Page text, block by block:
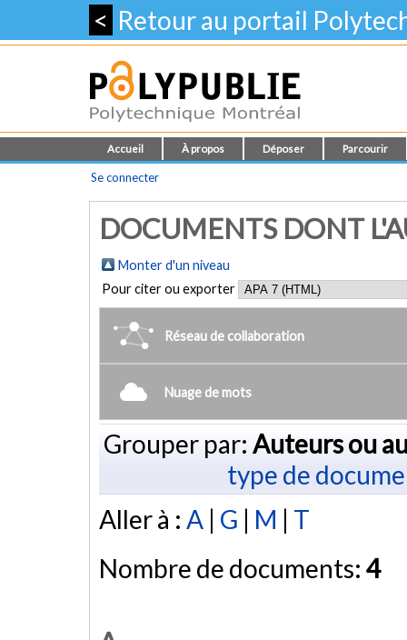
< Retour au portail
Accueil À propos Déposer Parcourir
Se connecter
DOCUMENTS DONT
Monter d'un niveau
Pour citer ou exporter
Réseau de collaboration
Nuage de mots
Grouper par: Auteurs ou
type de
Aller à : A | G | M | T
Nombre de documents: 4